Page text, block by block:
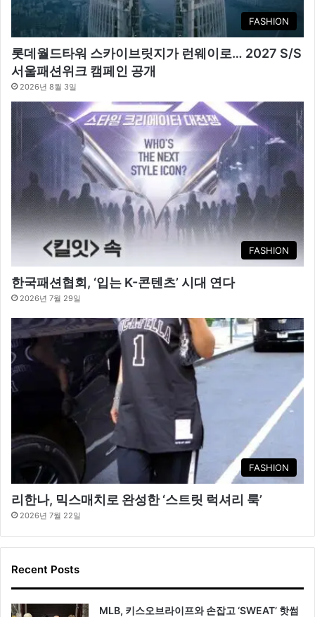
FASHION
롯데월드타워 스카이브릿지가 런웨이로… 2027 S/S
서울패션위크 캠페인 공개
2026년 8월 3일
FASHION
한국패션협회, ‘입는 K-콘텐츠’ 시대 연다
2026년 7월 29일
FASHION
리한나, 믹스매치로 완성한 ‘스트릿 럭셔리 룩’
2026년 7월 22일
Recent Posts
MLB, 키스오브라이프와 손잡고 ‘SWEAT’ 핫썸